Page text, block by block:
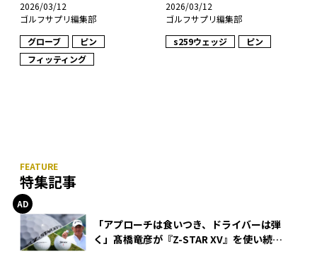
2026/03/12
ゴルフサプリ編集部
グローブ
ピン
フィッティング
2026/03/12
ゴルフサプリ編集部
s259ウェッジ
ピン
特集記事
「アプローチは食いつき、ドライバーは弾
く」髙橋竜彦が『Z-STAR XV』を使い続け